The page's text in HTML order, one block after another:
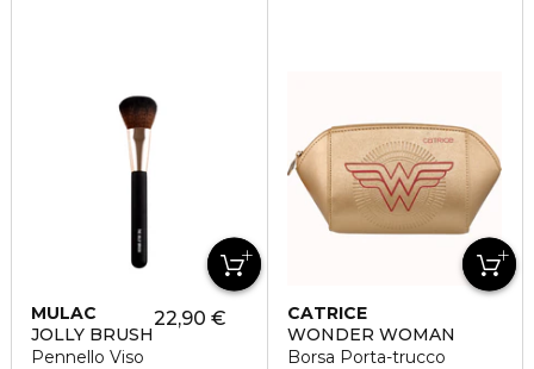
MULAC
JOLLY BRUSH
Pennello Viso
22,90 €
CATRICE
WONDER WOMAN
Borsa Porta-trucco